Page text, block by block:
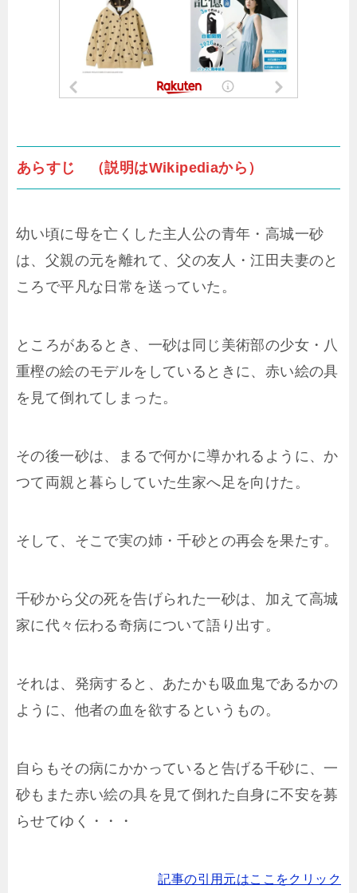
あらすじ （説明はWikipediaから）
幼い頃に母を亡くした主人公の青年・高城一砂
は、父親の元を離れて、父の友人・江田夫妻のと
ころで平凡な日常を送っていた。
ところがあるとき、一砂は同じ美術部の少女・八
重樫の絵のモデルをしているときに、赤い絵の具
を見て倒れてしまった。
その後一砂は、まるで何かに導かれるように、か
つて両親と暮らしていた生家へ足を向けた。
そして、そこで実の姉・千砂との再会を果たす。
千砂から父の死を告げられた一砂は、加えて高城
家に代々伝わる奇病について語り出す。
それは、発病すると、あたかも吸血鬼であるかの
ように、他者の血を欲するというもの。
自らもその病にかかっていると告げる千砂に、一
砂もまた赤い絵の具を見て倒れた自身に不安を募
らせてゆく・・・
記事の引用元はここをクリック